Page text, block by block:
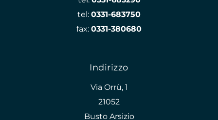
tel: 0331-683750
fax: 0331-380680
Indirizzo
Via Orrù, 1
21052
Busto Arsizio